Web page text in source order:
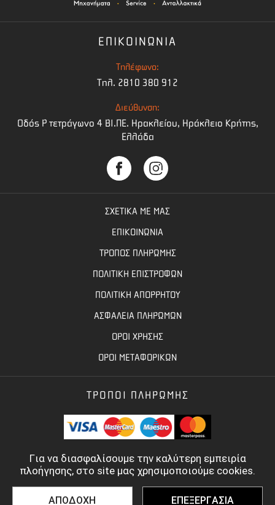
Για να διασφαλίσουμε την καλύτερη εμπειρία
πλοήγησης, στο site μας χρησιμοποιούμε cookies.
ΑΠΟΔΟΧΗ ΕΠΕΞΕΡΓΑΣΙΑ
ΕΠΙΚΟΙΝΩΝΙΑ
Τηλέφωνο:
Τηλ. 2810 380 912
Διεύθυνση:
Οδός Ρ τετράγωνο 4 BI.ΠΕ. Ηρακλείου, Ηράκλειο Κρήτης,
Ελλάδα
ΣΧΕΤΙΚΑ ΜΕ ΜΑΣ
ΕΠΙΚΟΙΝΩΝΙΑ
ΤΡΟΠΟΣ ΠΛΗΡΩΜΗΣ
ΠΟΛΙΤΙΚΗ ΕΠΙΣΤΡΟΦΩΝ
ΠΟΛΙΤΙΚΗ ΑΠΟΡΡΗΤΟΥ
ΑΣΦΑΛΕΙΑ ΠΛΗΡΩΜΩΝ
ΟΡΟΙ ΧΡΗΣΗΣ
ΟΡΟΙ ΜΕΤΑΦΟΡΙΚΩΝ
ΤΡΟΠΟΙ ΠΛΗΡΩΜΗΣ
© 2022 - 2026 - ALL RIGHTS RESERVED